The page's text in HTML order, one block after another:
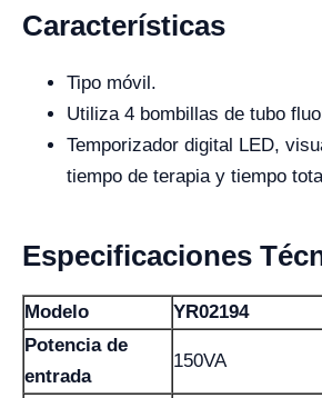
Características
Tipo móvil.
Utiliza 4 bombillas de tubo
Temporizador digital LED,
tiempo de terapia y tiempo
Especificaciones
Modelo
YR02194
Potencia de
entrada
150VA